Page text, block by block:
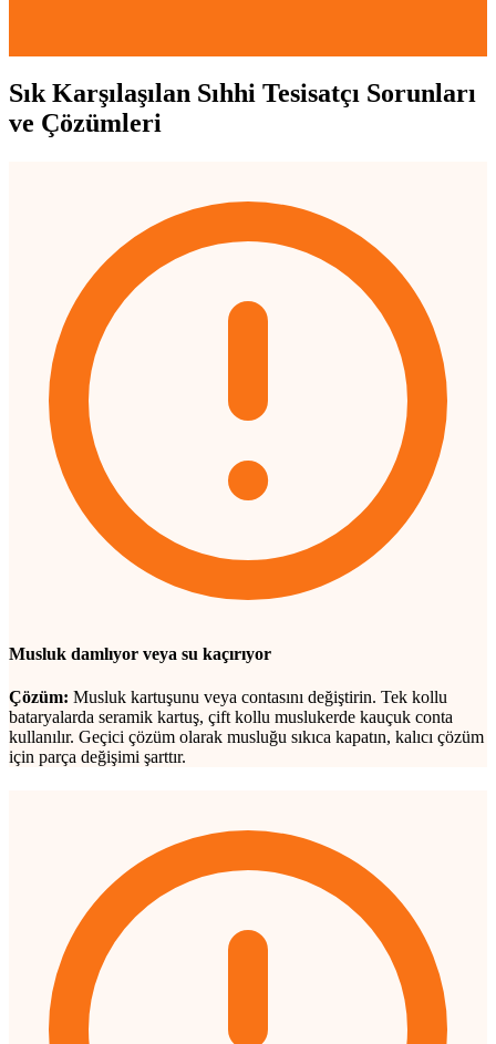
Sık Karşılaşılan Sıhhi Tesisatçı Sorunları
ve Çözümleri
Musluk damlıyor veya su kaçırıyor
Çözüm: Musluk kartuşunu veya contasını değiştirin. Tek kollu
bataryalarda seramik kartuş, çift kollu muslukerde kauçuk conta
kullanılır. Geçici çözüm olarak musluğu sıkıca kapatın, kalıcı çözüm
için parça değişimi şarttır.